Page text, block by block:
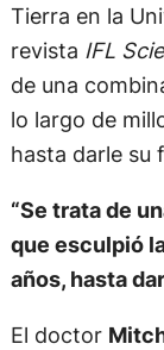
Tierra en la
revista IFL
de una
lo largo de
hasta darle su
“Se trata de
que esculpió
años, hasta
El doctor